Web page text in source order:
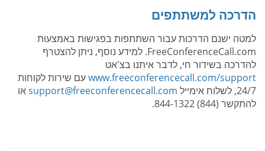
הדרכה למשתתפים
למטה ישנם הדרכות עבור השתתפות בפגישות באמצעות
FreeConferenceCall.com. למידע נוסף, ניתן להצטרף
להדרכה בשידור חי, לדבר איתנו בצ'אט
www.freeconferencecall.com/supportעם שירות לקוחות
24/7, לשלוח אימייל
support@freeconferencecall.comאו
להתקשר (844) 844-1322.